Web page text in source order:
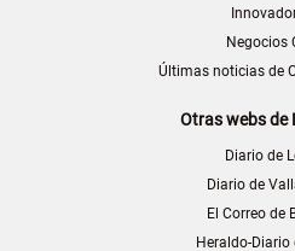
Negocios
Últimas noticias de
Otras webs de
Diario de
Diario de
El Correo de
Heraldo-Diario